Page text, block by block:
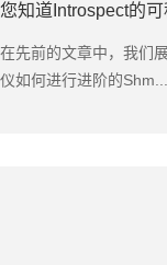
您知道Introspect的
在先前的文章中，我们
仪如何进行进阶的Shm...